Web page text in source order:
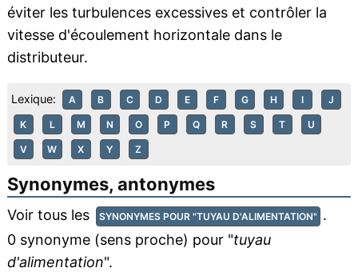
éviter les turbulences excessives et contrôler la
vitesse d'écoulement horizontale dans le
distributeur.
Lexique: A B C D E F G H I J
K L M N O P Q R S T U
V W X Y Z
Synonymes, antonymes
Voir tous les SYNONYMES POUR "TUYAU D'ALIMENTATION" .
0 synonyme (sens proche) pour "tuyau
d'alimentation".